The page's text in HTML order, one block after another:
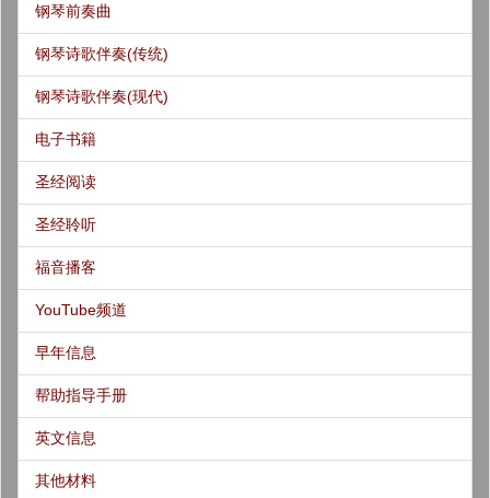
钢琴前奏曲
钢琴诗歌伴奏(传统)
钢琴诗歌伴奏(现代)
电子书籍
圣经阅读
圣经聆听
福音播客
YouTube频道
早年信息
帮助指导手册
英文信息
其他材料